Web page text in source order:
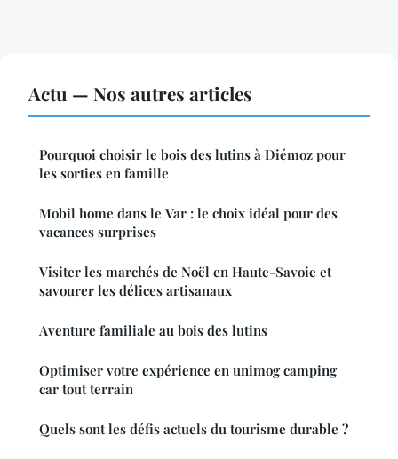
Actu — Nos autres articles
Pourquoi choisir le bois des lutins à Diémoz pour
les sorties en famille
Mobil home dans le Var : le choix idéal pour des
vacances surprises
Visiter les marchés de Noël en Haute-Savoie et
savourer les délices artisanaux
Aventure familiale au bois des lutins
Optimiser votre expérience en unimog camping
car tout terrain
Quels sont les défis actuels du tourisme durable ?